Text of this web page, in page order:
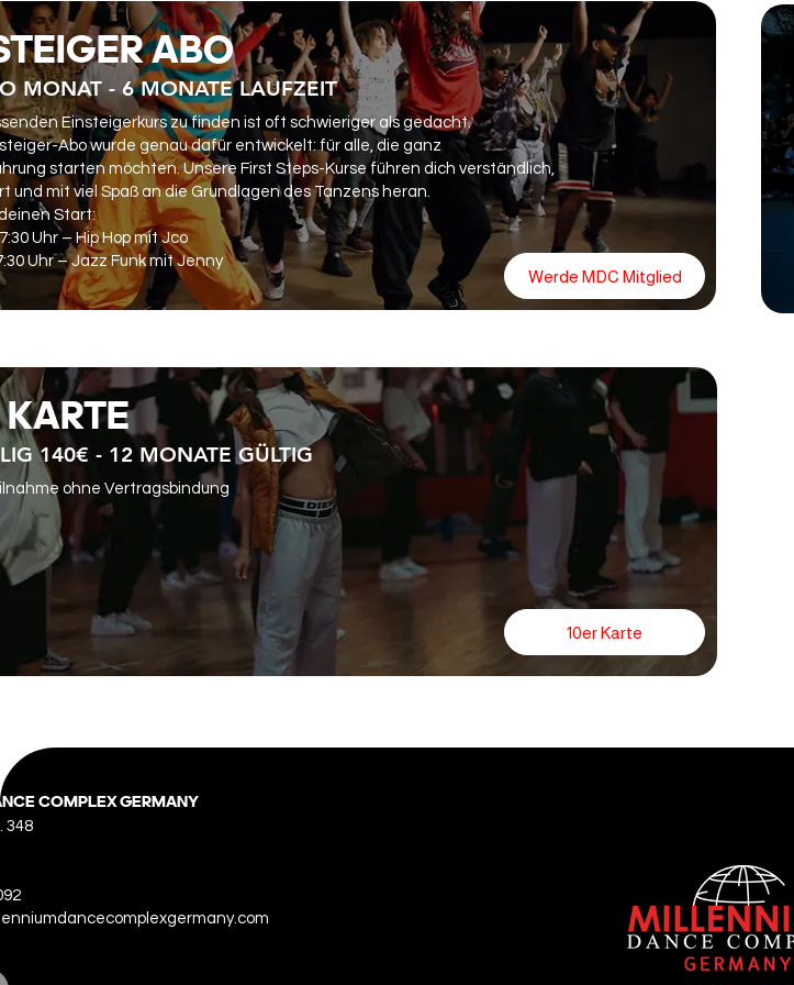
ABO
MONAT - 6 MONATE LAUFZEIT
Einsteigerkurs zu finden ist oft schwieriger als gedacht.
Abo wurde genau dafür entwickelt: für alle, die ganz
starten möchten. Unsere First Steps-Kurse führen dich verständlich,
und mit viel Spaß an die Grundlagen des Tanzens heran.
Start:
Uhr – Hip Hop mit Jco
Uhr – Jazz Funk mit Jenny
Werde MDC Mitglied
KARTE
140€ - 12 MONATE GÜLTIG
ohne Vertragsbindung
10er Karte
COMPLEX GERMANY
348